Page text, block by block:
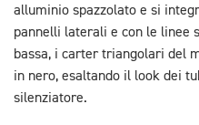
alluminio spazzolato e si
pannelli laterali e con le linee
bassa, i carter triangolari del
in nero, esaltando il look dei
silenziatore.